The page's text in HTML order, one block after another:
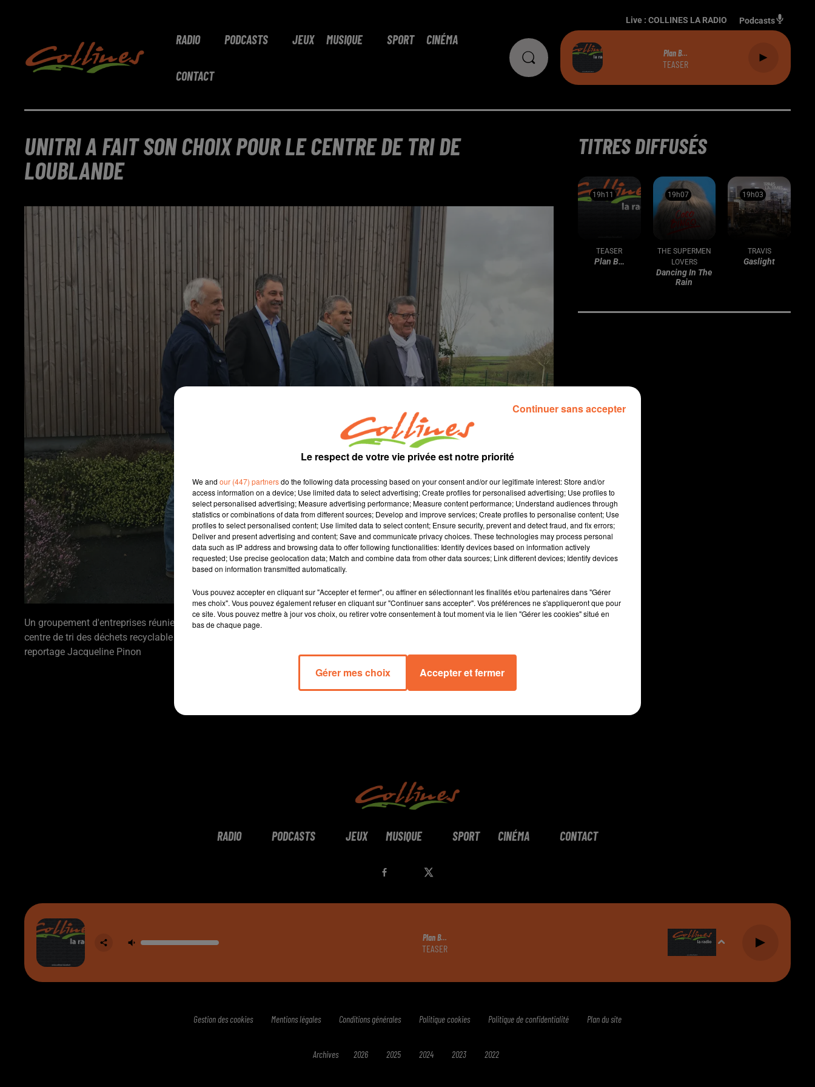
RADIO PODCASTS JEUX MUSIQUE SPORT CINÉMA
CONTACT
Live : COLLINES LA RADIO Podcasts
Plan B…
TEASER
UNITRI A FAIT SON CHOIX POUR LE CENTRE DE TRI DE
LOUBLANDE
Un groupement d'entreprises réunies autour de Brangeon et Séchet a été retenu pour la réalisation et le fonctionnement d'un
centre de tri des déchets recyclable XXL pour 1 million d'habitants.
reportage Jacqueline Pinon
TITRES DIFFUSÉS
19h11
19h11
TEASER
Plan B…
19h07
19h07
THE SUPERMEN
LOVERS
Dancing In The
Rain
19h03
19h03
TRAVIS
Gaslight
RADIO PODCASTS JEUX MUSIQUE SPORT CINÉMA CONTACT
Plan B…
TEASER
Gestion des cookies Mentions légales Conditions générales Politique cookies Politique de confidentialité Plan du site
Archives 2026 2025 2024 2023 2022
Le respect de votre vie privée est notre priorité
We and our (447) partnersdo the following data processing based on your consent and/or our legitimate interest: Store and/or
access information on a device; Use limited data to select advertising; Create profiles for personalised advertising; Use profiles to
select personalised advertising; Measure advertising performance; Measure content performance; Understand audiences through
statistics or combinations of data from different sources; Develop and improve services; Create profiles to personalise content; Use
profiles to select personalised content; Use limited data to select content; Ensure security, prevent and detect fraud, and fix errors;
Deliver and present advertising and content; Save and communicate privacy choices. These technologies may process personal
data such as IP address and browsing data to offer following functionalities: Identify devices based on information actively
requested; Use precise geolocation data; Match and combine data from other data sources; Link different devices; Identify devices
based on information transmitted automatically.
Vous pouvez accepter en cliquant sur "Accepter et fermer", ou affiner en sélectionnant les finalités et/ou partenaires dans "Gérer
mes choix". Vous pouvez également refuser en cliquant sur "Continuer sans accepter". Vos préférences ne s'appliqueront que pour
ce site. Vous pouvez mettre à jour vos choix, ou retirer votre consentement à tout moment via le lien "Gérer les cookies" situé en
bas de chaque page.
Gérer mes choix Accepter et fermer
Continuer sans accepter